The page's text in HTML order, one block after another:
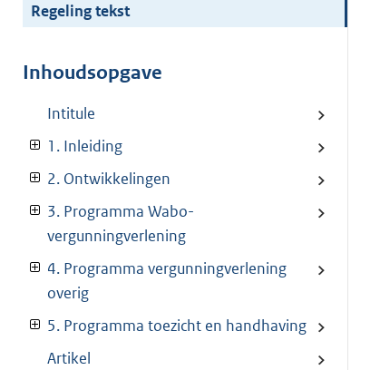
Regeling tekst
Inhoudsopgave
Intitule
1. Inleiding
2. Ontwikkelingen
3. Programma Wabo-
vergunningverlening
4. Programma vergunningverlening
overig
5. Programma toezicht en handhaving
Artikel